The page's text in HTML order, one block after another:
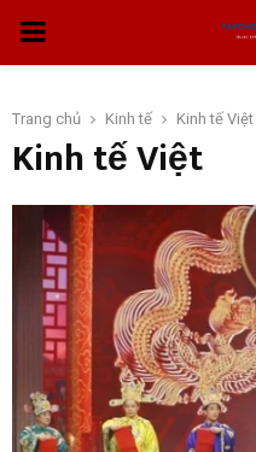
THỰC
CHÍNH
Trang chủ Kinh tế Kinh tế Việt
Kinh tế Việt